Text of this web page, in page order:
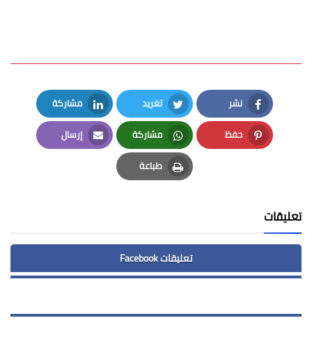
نشر
Facebook
تغريد
Twitter
مشاركة
LinkedIn
حفظ
Pinterest
مشاركة
Whatsapp
إرسال
Email
طباعة
Print
تعليقات
تعليقات Facebook